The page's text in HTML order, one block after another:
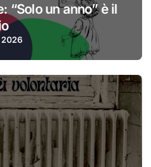
“Solo un anno” è il
2026